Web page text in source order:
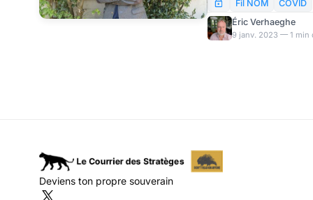
extraordinaire
son COVID. Un
Fil NOM
COVID
Éric Verhaeghe
9 janv. 2023 — 1 min
Deviens ton propre souverain